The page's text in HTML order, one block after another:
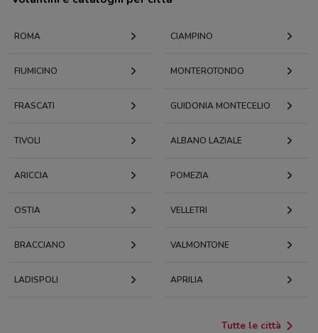
ROMA CIAMPINO
FIUMICINO MONTEROTONDO
FRASCATI GUIDONIA MONTECELIO
TIVOLI ALBANO LAZIALE
ARICCIA POMEZIA
OSTIA VELLETRI
BRACCIANO VALMONTONE
LADISPOLI APRILIA
Tutte le città